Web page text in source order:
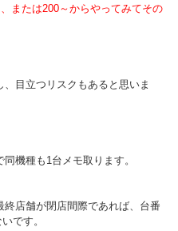
または200～からやってみてその
目立つリスクもあると思いま
機種も1台メモ取ります。
店舗が閉店間際であれば、台番
です。